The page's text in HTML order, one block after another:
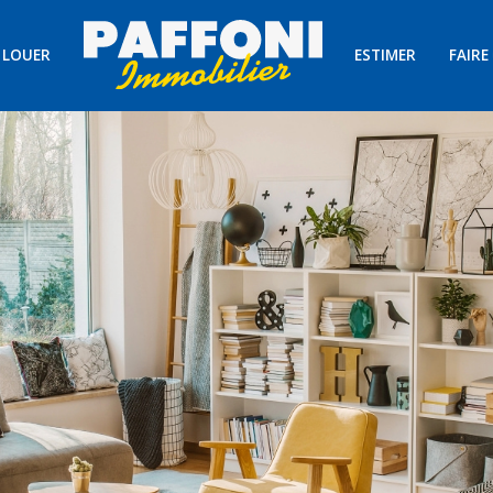
LOUER ESTIMER
pro
Estimer
BUDGET
Voir les19annonces